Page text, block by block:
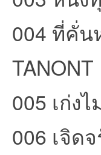
004 ที่คั่น
TANONT
005 เก่ง
006 เจิด